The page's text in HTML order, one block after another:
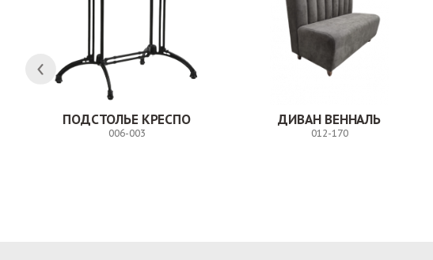
ПОДСТОЛЬЕ КРЕСПО
006-003
ДИВАН ВЕННАЛЬ
012-170